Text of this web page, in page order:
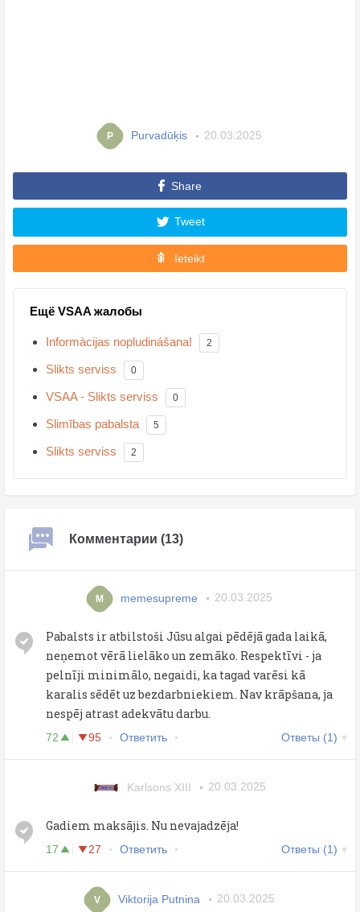
P Purvadūķis 20.03.2025
Share
Tweet
Ieteikt
Ещё VSAA жалобы
Informàcijas nopludinášana! 2
Slikts serviss 0
VSAA - Slikts serviss 0
Slimības pabalsta 5
Slikts serviss 2
Комментарии (13)
M memesupreme 20.03.2025
Pabalsts ir atbilstoši Jūsu algai pēdējā gada laikā,
neņemot vērā lielāko un zemāko. Respektīvi - ja
pelnīji minimālo, negaidi, ka tagad varēsi kā
karalis sēdēt uz bezdarbniekiem. Nav krāpšana, ja
nespēj atrast adekvātu darbu.
72 95 Ответить Ответы (1)
Karlsons XIII 20.03.2025
Gadiem maksājis. Nu nevajadzēja!
17 27 Ответить Ответы (1)
V Viktorija Putnina 20.03.2025